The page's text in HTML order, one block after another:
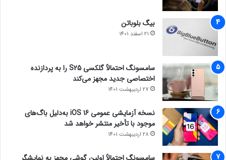
بیگ بلوباتن
21 اسفند 1401
سامسونگ احتمالاً گلکسی S25 را به پردازنده
اختصاصی جدید مجهز می‌کند
27 اردیبهشت 1401
نسخه آزمایشی عمومی iOS 16 به‌دلیل باگ‌های
موجود با تأخیر منتشر خواهد شد
28 اردیبهشت 1401